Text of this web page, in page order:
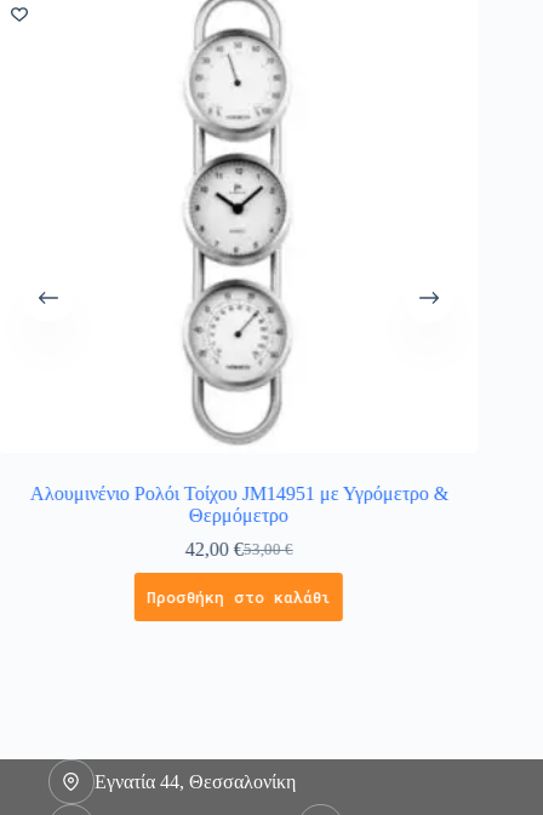
Αλουμινένιο Ρολόι Τοίχου JM14951 με Υγρόμετρο &
Θερμόμετρο
53,00€
42,00 €
Προσθήκη στο καλάθι
Εγνατία 44, Θεσσαλονίκη